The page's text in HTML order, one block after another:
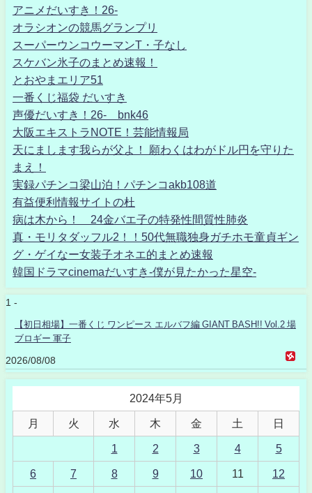
アニメだいすき！26-
オラシオンの競馬グランプリ
スーパーウンコウーマンT・子なし
スケバン氷子のまとめ速報！
とおやまエリア51
一番くじ福袋 だいすき
声優だいすき！26- bnk46
大阪エキストラNOTE！芸能情報局
天にまします我らが父よ！ 願わくはわがドル円を守りた
まえ！
実録パチンコ梁山泊！パチンコakb108道
有益便利情報サイトの杜
病は木から！ 24金バエ子の特発性間質性肺炎
真・モリタダッフル2！！50代無職独身ガチホモ童貞ギン
グ・ゲイなー女装子オネエ的まとめ速報
韓国ドラマcinemaだいすき-僕が見たかった星空-
1 -
【初日相場】一番くじ ワンピース エルバフ編 GIANT BASH!! Vol.2 場
ブロギー 軍子
2026/08/08
2024年5月
月 火 水 木 金 土 日
1 2 3 4 5
6 7 8 9 10 11 12